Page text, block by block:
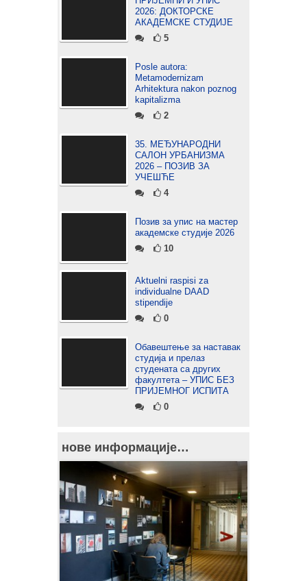
2026: ДОКТОРСКЕ
АКАДЕМСКЕ СТУДИЈЕ
5
Posle autora:
Metamodernizam
Arhitektura nakon poznog
kapitalizma
2
35. МЕЂУНАРОДНИ
САЛОН УРБАНИЗМА
2026 – ПОЗИВ ЗА
УЧЕШЋЕ
4
Позив за упис на мастер
академске студије 2026
10
Aktuelni raspisi za
individualne DAAD
stipendije
0
Обавештење за наставак
студија и прелаз
студената са других
факултета – УПИС БЕЗ
ПРИЈЕМНОГ ИСПИТА
0
нове информације…